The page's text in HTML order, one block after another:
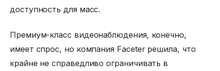
доступность для масс.
Премиум-класс видеонаблюдения, конечно,
имеет спрос, но компания Faceter решила, что
крайне не справедливо ограничивать в